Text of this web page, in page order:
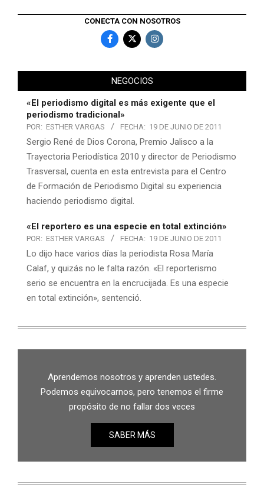
CONECTA CON NOSOTROS
NEGOCIOS
«El periodismo digital es más exigente que el
periodismo tradicional»
POR: ESTHER VARGAS FECHA: 19 DE JUNIO DE 2011
Sergio René de Dios Corona, Premio Jalisco a la
Trayectoria Periodística 2010 y director de Periodismo
Trasversal, cuenta en esta entrevista para el Centro
de Formación de Periodismo Digital su experiencia
haciendo periodismo digital.
«El reportero es una especie en total extinción»
POR: ESTHER VARGAS FECHA: 19 DE JUNIO DE 2011
Lo dijo hace varios días la periodista Rosa María
Calaf, y quizás no le falta razón. «El reporterismo
serio se encuentra en la encrucijada. Es una especie
en total extinción», sentenció.
Aprendemos nosotros y aprenden ustedes.
Podemos equivocarnos, pero tenemos el firme
propósito de no fallar dos veces
SABER MÁS